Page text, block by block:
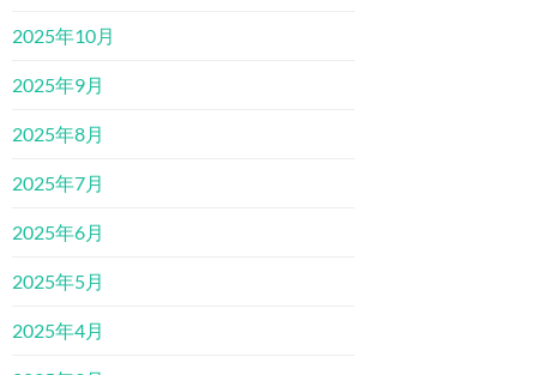
2025年10月
2025年9月
2025年8月
2025年7月
2025年6月
2025年5月
2025年4月